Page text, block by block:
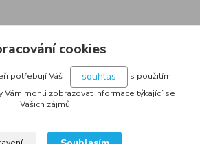
linka
713 851
cookies
potřebují Váš souhlas
s použitím
Vám mohli zobrazovat informace týkající se
Vašich zájmů.